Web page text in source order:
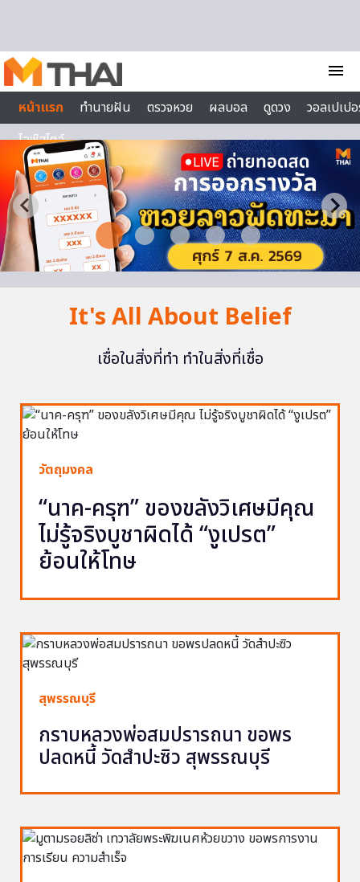
menu
หน้าแรก
ทำนายฝัน ตรวจหวย ผลบอล ดูดวง
วอลเปเป
ไลฟ์สไตล์
It's All About Belief
เชื่อในสิ่งที่ทำ ทำในสิ่งที่เชื่อ
วัตถุมงคล
“นาค-ครุฑ” ของขลังวิเศษมีคุณ
ไม่รู้จริงบูชาผิดได้ “งูเปรต”
ย้อนให้โทษ
สุพรรณบุรี
กราบหลวงพ่อสมปรารถนา ขอพร
ปลดหนี้ วัดสำปะซิว สุพรรณบุรี